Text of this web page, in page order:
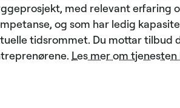
med relevant erfaring
og som har ledig
tidsrommet. Du mottar tilbud
Les mer om tjenesten